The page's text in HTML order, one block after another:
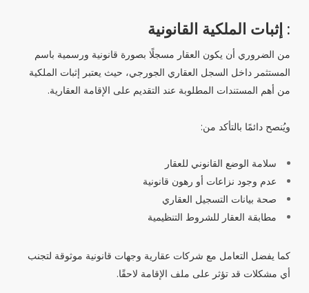
: إثبات الملكية القانونية
من الضروري أن يكون العقار مسجلًا بصورة قانونية ورسمية باسم
المستثمر داخل السجل العقاري الجورجي، حيث يعتبر إثبات الملكية
من أهم المستندات المطلوبة عند التقديم على الإقامة العقارية.
ويُنصح دائمًا بالتأكد من:
سلامة الوضع القانوني للعقار
عدم وجود نزاعات أو رهون قانونية
صحة بيانات التسجيل العقاري
مطابقة العقار للشروط التنظيمية
كما يفضل التعامل مع شركات عقارية وجهات قانونية موثوقة لتجنب
أي مشكلات قد تؤثر على ملف الإقامة لاحقًا.